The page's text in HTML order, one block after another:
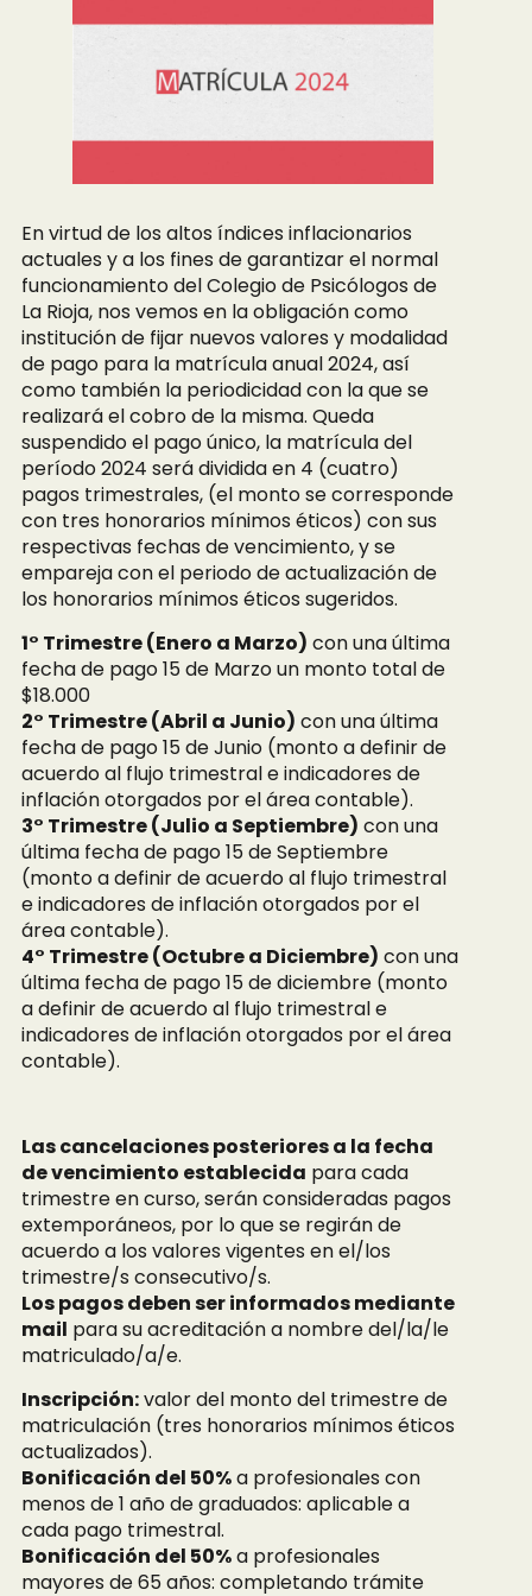
En virtud de los altos índices inflacionarios
actuales y a los fines de garantizar el normal
funcionamiento del Colegio de Psicólogos de
La Rioja, nos vemos en la obligación como
institución de fijar nuevos valores y modalidad
de pago para la matrícula anual 2024, así
como también la periodicidad con la que se
realizará el cobro de la misma. Queda
suspendido el pago único, la matrícula del
período 2024 será dividida en 4 (cuatro)
pagos trimestrales, (el monto se corresponde
con tres honorarios mínimos éticos) con sus
respectivas fechas de vencimiento, y se
empareja con el periodo de actualización de
los honorarios mínimos éticos sugeridos.
1° Trimestre (Enero a Marzo) con una última
fecha de pago 15 de Marzo un monto total de
$18.000
2° Trimestre (Abril a Junio) con una última
fecha de pago 15 de Junio (monto a definir de
acuerdo al flujo trimestral e indicadores de
inflación otorgados por el área contable).
3° Trimestre (Julio a Septiembre) con una
última fecha de pago 15 de Septiembre
(monto a definir de acuerdo al flujo trimestral
e indicadores de inflación otorgados por el
área contable).
4° Trimestre (Octubre a Diciembre) con una
última fecha de pago 15 de diciembre (monto
a definir de acuerdo al flujo trimestral e
indicadores de inflación otorgados por el área
contable).
Las cancelaciones posteriores a la fecha
de vencimiento establecida para cada
trimestre en curso, serán consideradas pagos
extemporáneos, por lo que se regirán de
acuerdo a los valores vigentes en el/los
trimestre/s consecutivo/s.
Los pagos deben ser informados mediante
mail para su acreditación a nombre del/la/le
matriculado/a/e.
Inscripción:valor del monto del trimestre de
matriculación (tres honorarios mínimos éticos
actualizados).
Bonificación del 50%a profesionales con
menos de 1 año de graduados: aplicable a
cada pago trimestral.
Bonificación del 50%a profesionales
mayores de 65 años: completando trámite